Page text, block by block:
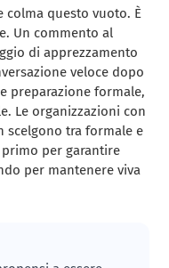
colma questo vuoto. È
Un commento al
di apprezzamento
veloce dopo
preparazione formale,
Le organizzazioni con
scelgono tra formale e
per garantire
per mantenere viva